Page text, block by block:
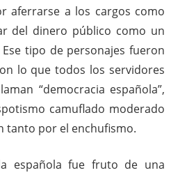
aferrarse a los cargos como
del dinero público como un
tipo de personajes fueron
lo que todos los servidores
“democracia española”,
camuflado moderado
tanto por el enchufismo.
española fue fruto de una